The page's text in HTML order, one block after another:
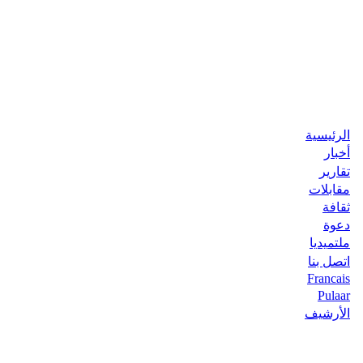
الرئيسية
أخبار
تقارير
مقابلات
ثقافة
دعوة
ملتميديا
اتصل بنا
Francais
Pulaar
الأرشيف